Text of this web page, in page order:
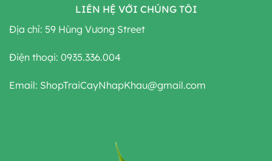
LIÊN HỆ VỚI CHÚNG TÔI
Địa chỉ: 59 Hùng Vương Street
Điện thoại: 0935.336.004
Email: ShopTraiCayNhapKhau@gmail.com